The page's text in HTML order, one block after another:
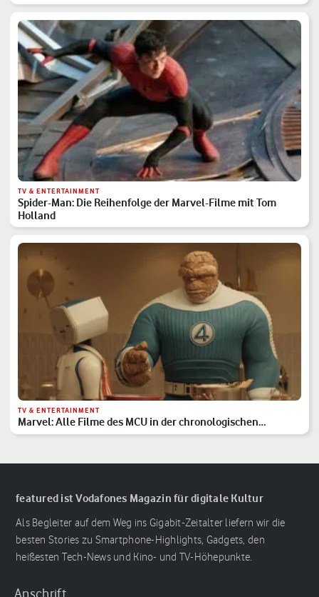
TV & ENTERTAINMENT
Spider-Man: Die Reihenfolge der Marvel-Filme mit Tom
Holland
TV & ENTERTAINMENT
Marvel: Alle Filme des MCU in der chronologischen
Reihenfolge
featured ist Vodafones Magazin für digitale Kultur
Als Begleiter auf dem Weg ins Gigabit-Zeitalter liefern wir die
besten Stories zu Smartphone-Highlights, Gadgets, den
heißesten Tech-News und Kino- und TV-Höhepunkte.
Anschrift